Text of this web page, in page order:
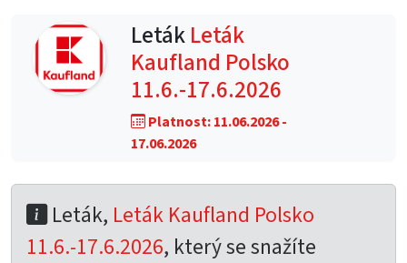
LetákLeták
Kaufland Polsko
11.6.-17.6.2026
Platnost: 11.06.2026 -
17.06.2026
Leták, Leták Kaufland Polsko
11.6.-17.6.2026, který se snažíte